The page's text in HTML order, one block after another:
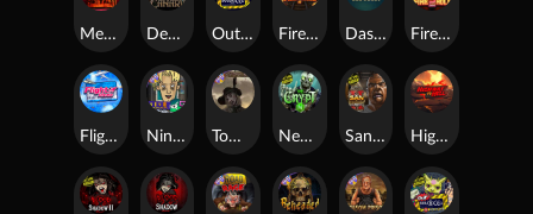
Highway to Hell
Mental 2
San Quentin 2: Death Row
Outsourced
Nexus The Crypt
Tombstone RIP
Fire in the Hole 2
Fire In The Hole xBomb Das xBoot
Nine To Five
Flight Mode
Dead Canary